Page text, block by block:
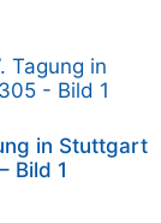
in Stuttgart
Bild 1